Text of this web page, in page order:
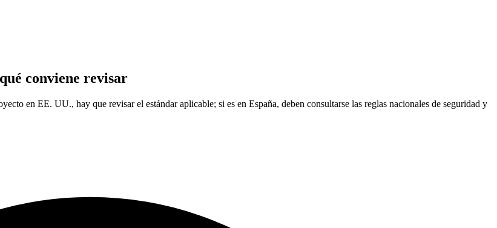
conviene revisar
en EE. UU., hay que revisar el estándar aplicable; si es en España, deben consultarse las reglas nacionales de seguridad y